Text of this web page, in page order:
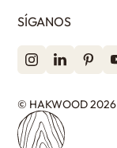
SÍGANOS
© HAKWOOD 2026